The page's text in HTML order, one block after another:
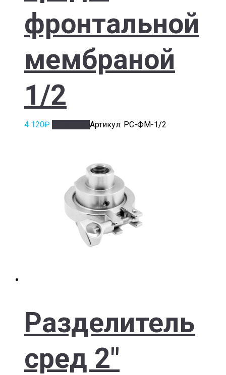
фронтальной
мембраной
1/2
4 120₽ Артикул: РС-ФМ-1/2
Разделитель
сред 2″